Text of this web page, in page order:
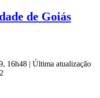
de Goiás
16h48 | Última atualização